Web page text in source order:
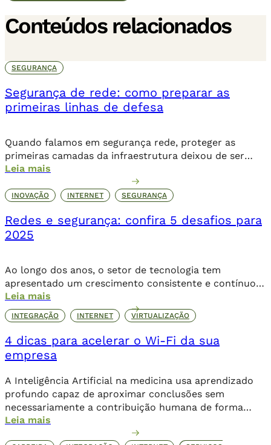
Conteúdos relacionados
SEGURANÇA
Segurança de rede: como preparar as
primeiras linhas de defesa
Quando falamos em segurança rede, proteger as
primeiras camadas da infraestrutura deixou de ser
apenas uma ação preventiva, é uma exigência para a
continuidade dos negócios. A crescente complexidade
das ameaças e o volume de ataques cibernéticos
acordo com relatório da IBM (2023), o custo médio […]
Leia mais
INOVAÇÃO INTERNET SEGURANÇA
Redes e segurança: confira 5 desafios para
2025
Ao longo dos anos, o setor de tecnologia tem
apresentado um crescimento consistente e contínuo,
principalmente quando se trata de redes e segurança,
dois principais pilares da infraestrutura. Estudos
apontam que, até 2028, 91% dos líderes da área
pretendem expandir seus investimentos em TI, mais da
metade projeta um aumento acima de 5%, superando
a […]
Leia mais
INTEGRAÇÃO INTERNET VIRTUALIZAÇÃO
4 dicas para acelerar o Wi-Fi da sua
empresa
A Inteligência Artificial na medicina usa aprendizado
profundo capaz de aproximar conclusões sem
necessariamente a contribuição humana de forma
direta.
Leia mais